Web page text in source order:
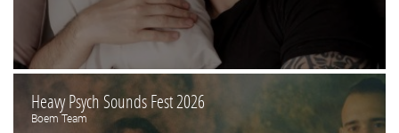
Heavy Psych Sounds Fest 2026
Boem Team